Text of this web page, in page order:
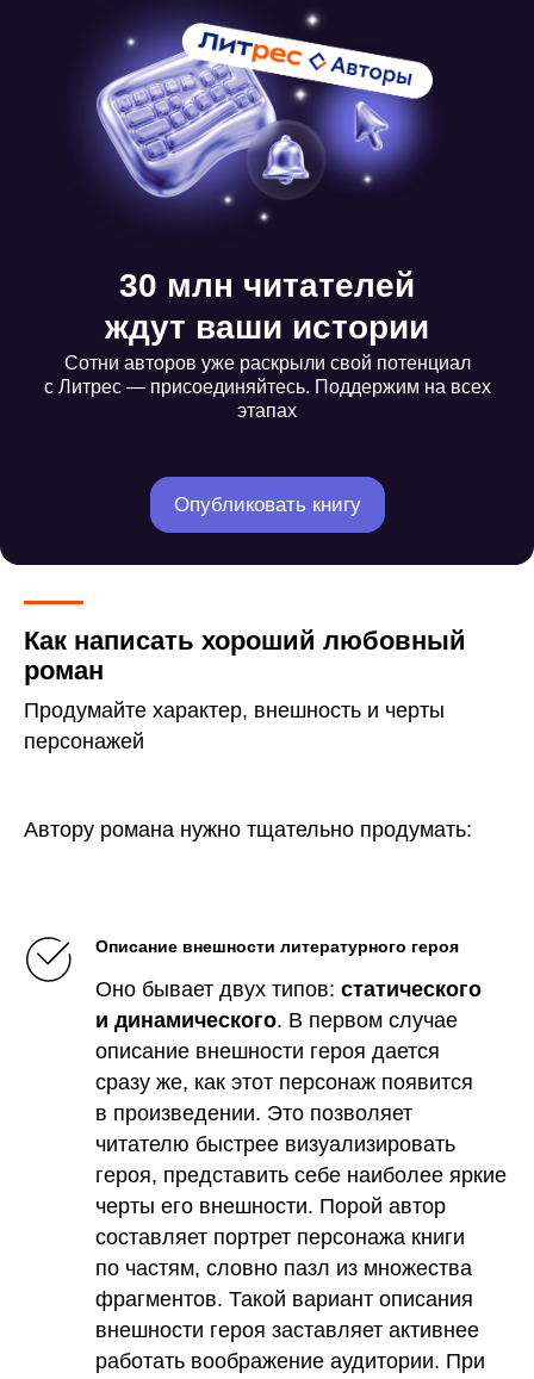
30 млн читателей
ждут ваши истории
Сотни авторов уже раскрыли свой потенциал
с Литрес — присоединяйтесь. Поддержим на всех
этапах
Опубликовать книгу
Как написать хороший любовный
роман
Продумайте характер, внешность и черты
персонажей
Автору романа нужно тщательно продумать:
Описание внешности литературного героя
Оно бывает двух типов: статического
и динамического. В первом случае
описание внешности героя дается
сразу же, как этот персонаж появится
в произведении. Это позволяет
читателю быстрее визуализировать
героя, представить себе наиболее яркие
черты его внешности. Порой автор
составляет портрет персонажа книги
по частям, словно пазл из множества
фрагментов. Такой вариант описания
внешности героя заставляет активнее
работать воображение аудитории. При